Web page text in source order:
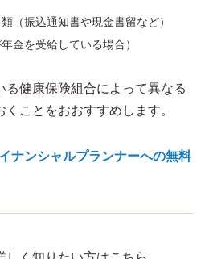
（振込通知書や現金書留など）
金を受給している場合）
健康保険組合によって異なる
ことをおおすすめします。
ナンシャルプランナーへの無料